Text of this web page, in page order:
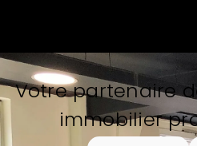
Votre partenaire
immobilier